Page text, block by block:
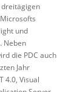
und
Neben
die PDC auch
Jahr
4.0, Visual